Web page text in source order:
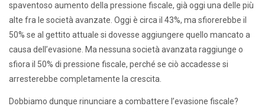
spaventoso aumento della pressione fiscale, già oggi una delle più
alte fra le società avanzate. Oggi è circa il 43%, ma sfiorerebbe il
50% se al gettito attuale si dovesse aggiungere quello mancato a
causa dell’evasione. Ma nessuna società avanzata raggiunge o
sfiora il 50% di pressione fiscale, perché se ciò accadesse si
arresterebbe completamente la crescita.
Dobbiamo dunque rinunciare a combattere l’evasione fiscale?